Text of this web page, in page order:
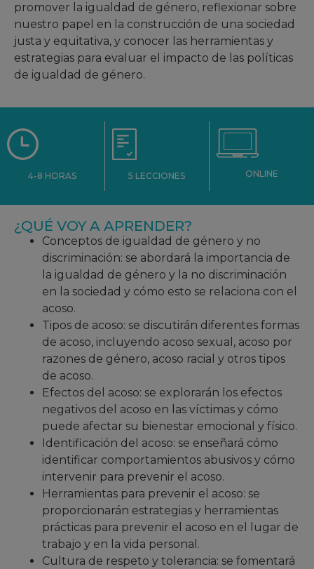
promover la igualdad de género, reflexionar sobre
nuestro papel en la construcción de una sociedad
justa y equitativa, y conocer las herramientas y
estrategias para evaluar el impacto de las políticas
de igualdad de género.
4-8 HORAS 5 LECCIONES ONLINE
¿QUÉ VOY A APRENDER?
Conceptos de igualdad de género y no
discriminación: se abordará la importancia de
la igualdad de género y la no discriminación
en la sociedad y cómo esto se relaciona con el
acoso.
Tipos de acoso: se discutirán diferentes formas
de acoso, incluyendo acoso sexual, acoso por
razones de género, acoso racial y otros tipos
de acoso.
Efectos del acoso: se explorarán los efectos
negativos del acoso en las víctimas y cómo
puede afectar su bienestar emocional y físico.
Identificación del acoso: se enseñará cómo
identificar comportamientos abusivos y cómo
intervenir para prevenir el acoso.
Herramientas para prevenir el acoso: se
proporcionarán estrategias y herramientas
prácticas para prevenir el acoso en el lugar de
trabajo y en la vida personal.
Cultura de respeto y tolerancia: se fomentará